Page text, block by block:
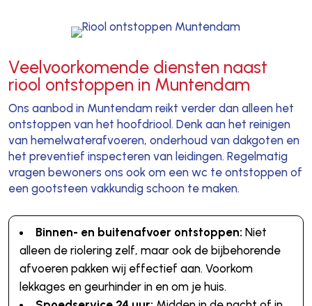
Veelvoorkomende diensten naast
riool ontstoppen in Muntendam
Ons aanbod in Muntendam reikt verder dan alleen het
ontstoppen van het hoofdriool. Denk aan het reinigen
van hemelwaterafvoeren, onderhoud van dakgoten en
het preventief inspecteren van leidingen. Regelmatig
vragen bewoners ons ook om een wc te ontstoppen of
een gootsteen vakkundig schoon te maken.
Binnen- en buitenafvoer ontstoppen: Niet
alleen de riolering zelf, maar ook de bijbehorende
afvoeren pakken wij effectief aan. Voorkom
lekkages en geurhinder in en om je huis.